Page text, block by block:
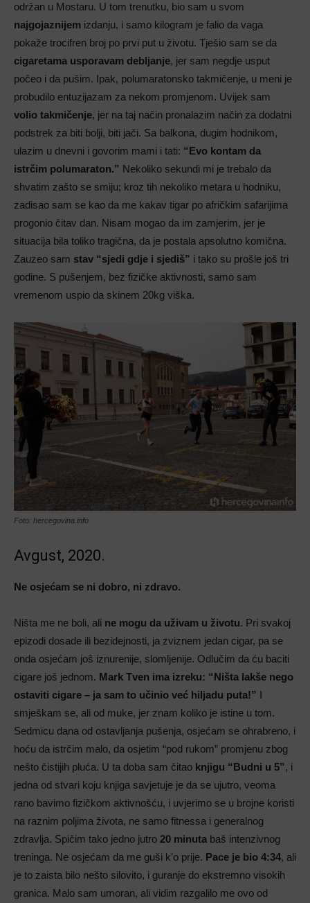
održan u Mostaru. U tom trenutku, bio sam u svom
najgojaznijem izdanju, i samo kilogram je falio da vaga
pokaže trocifren broj po prvi put u životu. Tješio sam se da
cigaretama usporavam debljanje, jer sam negdje usput
počeo i da pušim. Ipak, polumaratonsko takmičenje, u meni je
probudilo entuzijazam za nekom promjenom. Uvijek sam
volio takmičenje, jer na taj način pronalazim način za dodatni
podstrek za biti bolji, biti jači. Sa balkona, dugim hodnikom,
ulazim u dnevni i govorim mami i tati: “Evo kontam da
istrčim polumaraton.” Nekoliko sekundi mi je trebalo da
shvatim zašto se smiju; kroz tih nekoliko metara u hodniku,
zadisao sam se kao da me kakav tigar po afričkim safarijima
progonio čitav dan. Nisam mogao da im zamjerim, jer je
situacija bila toliko tragična, da je postala apsolutno komična.
Zauzeo sam stav “sjedi gdje i sjediš” i tako su prošle još tri
godine. S pušenjem, bez fizičke aktivnosti, samo sam
vremenom uspio da skinem 20kg viška.
Foto: hercegovina.info
Avgust, 2020.
Ne osjećam se ni dobro, ni zdravo.
Ništa me ne boli, ali ne mogu da uživam u životu. Pri svakoj
epizodi dosade ili bezidejnosti, ja zviznem jedan cigar, pa se
onda osjećam još iznurenije, slomljenije. Odlučim da ću baciti
cigare još jednom. Mark Tven ima izreku: “Ništa lakše nego
ostaviti cigare – ja sam to učinio već hiljadu puta!” I
smješkam se, ali od muke, jer znam koliko je istine u tom.
Sedmicu dana od ostavljanja pušenja, osjećam se ohrabreno, i
hoću da istrčim malo, da osjetim “pod rukom” promjenu zbog
nešto čistijih pluća. U ta doba sam čitao knjigu “Budni u 5”, i
jedna od stvari koju knjiga savjetuje je da se ujutro, veoma
rano bavimo fizičkom aktivnošću, i uvjerimo se u brojne koristi
na raznim poljima života, ne samo fitnessa i generalnog
zdravlja. Spičim tako jedno jutro 20 minutabaš intenzivnog
treninga. Ne osjećam da me guši k’o prije. Pace je bio 4:34, ali
je to zaista bilo nešto silovito, i guranje do ekstremno visokih
granica. Malo sam umoran, ali vidim razgalilo me ovo od